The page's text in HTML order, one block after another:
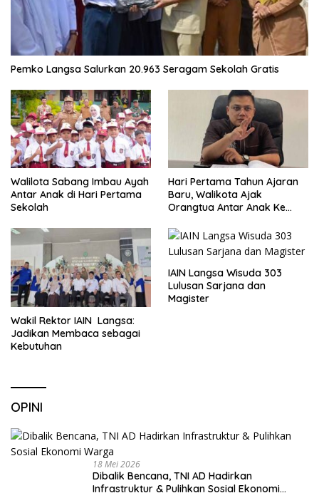
Pemko Langsa Salurkan 20.963 Seragam Sekolah Gratis
Walilota Sabang Imbau Ayah
Antar Anak di Hari Pertama
Sekolah
Hari Pertama Tahun Ajaran
Baru, Walikota Ajak
Orangtua Antar Anak Ke
Wakil Rektor IAIN Langsa:
Jadikan Membaca sebagai
Kebutuhan
IAIN Langsa Wisuda 303
Lulusan Sarjana dan
Magister
OPINI
18 Mei 2026
Dibalik Bencana, TNI AD Hadirkan
Infrastruktur & Pulihkan Sosial Ekonomi